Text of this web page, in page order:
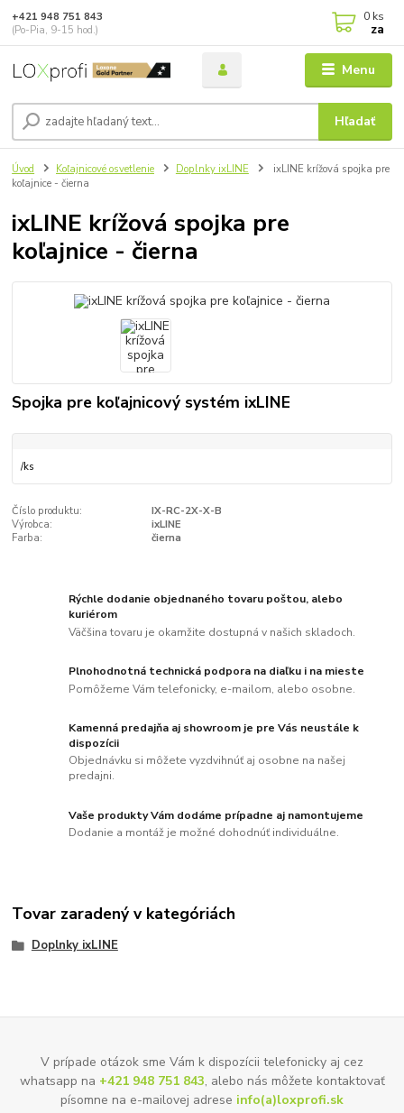
Menu
Hľadať
+421 948 751 843
(Po-Pia, 9-15 hod.)
0 ks
za
Úvod Koľajnicové osvetlenie Doplnky ixLINE
ixLINE krížová spojka pre
koľajnice - čierna
ixLINE krížová spojka pre
koľajnice - čierna
Spojka pre koľajnicový systém ixLINE
/ks
Číslo produktu:
IX-RC-2X-X-B
Výrobca:
ixLINE
Farba:
čierna
Rýchle dodanie objednaného tovaru poštou, alebo
kuriérom
Väčšina tovaru je okamžite dostupná v našich skladoch.
Plnohodnotná technická podpora na diaľku i na mieste
Pomôžeme Vám telefonicky, e-mailom, alebo osobne.
Kamenná predajňa aj showroom je pre Vás neustále k
dispozícii
Objednávku si môžete vyzdvihnúť aj osobne na našej
predajni.
Vaše produkty Vám dodáme prípadne aj namontujeme
Dodanie a montáž je možné dohodnúť individuálne.
Tovar zaradený v kategóriách
Doplnky ixLINE
V prípade otázok sme Vám k dispozícii telefonicky aj cez
whatsapp na +421 948 751 843, alebo nás môžete kontaktovať
písomne na e-mailovej adrese info(a)loxprofi.sk